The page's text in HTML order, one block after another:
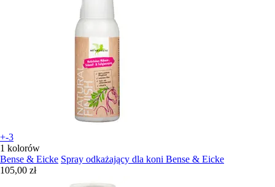
+-3
1 kolorów
Bense & Eicke Spray odkażający dla koni Bense & Eicke
105,00 zł